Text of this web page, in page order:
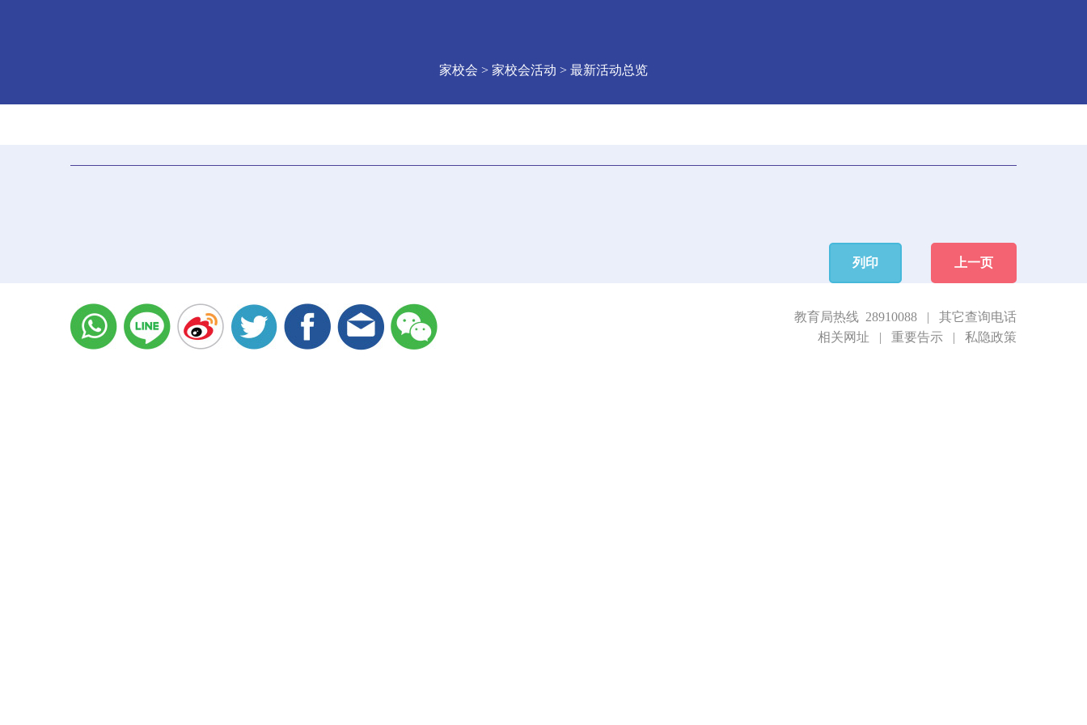
家校会 > 家校会活动 > 最新活动总览
列印 上一页
教育局热线 28910088 | 其它查询电话
相关网址 | 重要告示 | 私隐政策